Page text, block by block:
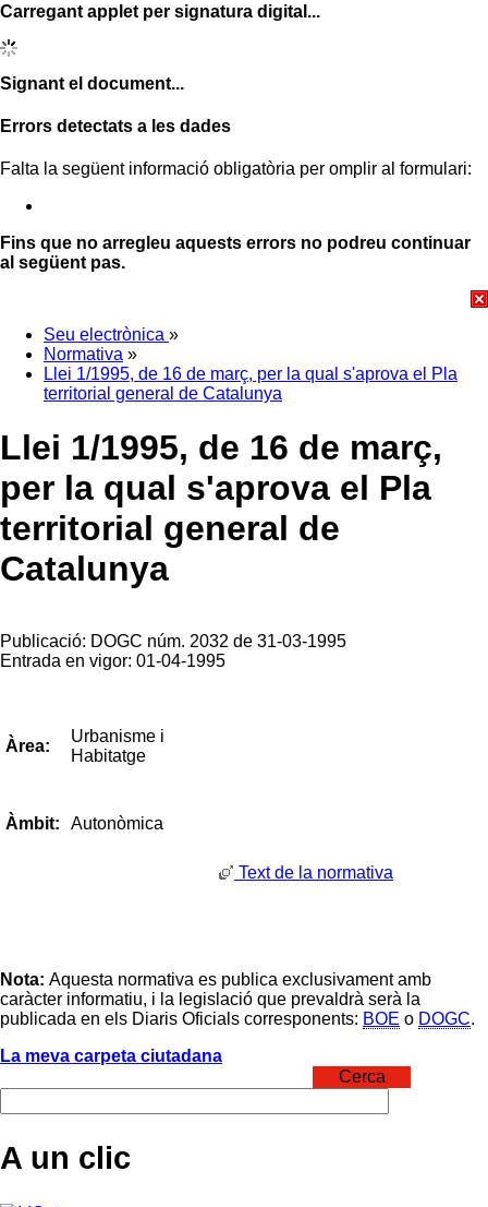
Carregant applet per signatura digital...
Signant el document...
Errors detectats a les dades
Falta la següent informació obligatòria per omplir al formulari:
Fins que no arregleu aquests errors no podreu continuar
al següent pas.
Seu electrònica »
Normativa »
Llei 1/1995, de 16 de març, per la qual s'aprova el Pla
territorial general de Catalunya
Llei 1/1995, de 16 de març,
per la qual s'aprova el Pla
territorial general de
Catalunya
Publicació: DOGC núm. 2032 de 31-03-1995
Entrada en vigor: 01-04-1995
Àrea:
Urbanisme i
Habitatge
Àmbit: Autonòmica
Text de la normativa
Nota: Aquesta normativa es publica exclusivament amb
caràcter informatiu, i la legislació que prevaldrà serà la
publicada en els Diaris Oficials corresponents: BOE o DOGC.
La meva carpeta ciutadana
Cerca
A un clic